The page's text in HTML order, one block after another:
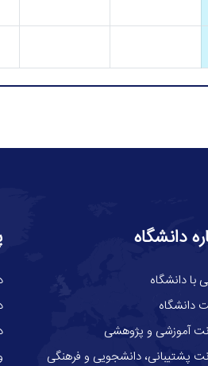
دانشگاه
با دانشگاه
دانشگاه
آموزشی و پژوهشی
پشتیبانی، دانشجویی و فرهنگی